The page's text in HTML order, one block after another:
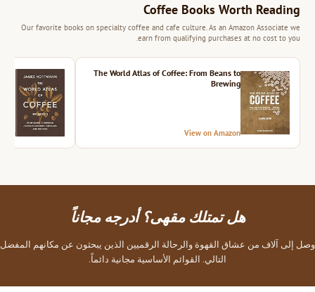
Coffee Books Worth Reading
Our favorite books on specialty coffee and cafe culture. As an Amazon Associate we
earn from qualifying purchases at no cost to you.
The World Atlas of Coffee: From Beans to
Brewing
View on Amazon
هل تمتلك مقهى؟ أدرجه مجاناً
وصل إلى آلاف من عشاق القهوة والرحالة الرقميين الذين يبحثون عن مكانهم المفضل
التالي. القوائم الأساسية مجانية دائماً.